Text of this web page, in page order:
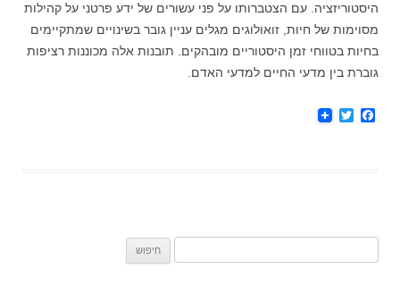
היסטוריזציה. עם הצטברותו על פני עשורים של ידע פרטני על קהילות
מסוימות של חיות, זואולוגים מגלים עניין גובר בשינויים שמתקיימים
בחיות בטווחי זמן היסטוריים מובהקים. תובנות אלה מכוננות רציפות
גוברת בין מדעי החיים למדעי האדם.
F
T